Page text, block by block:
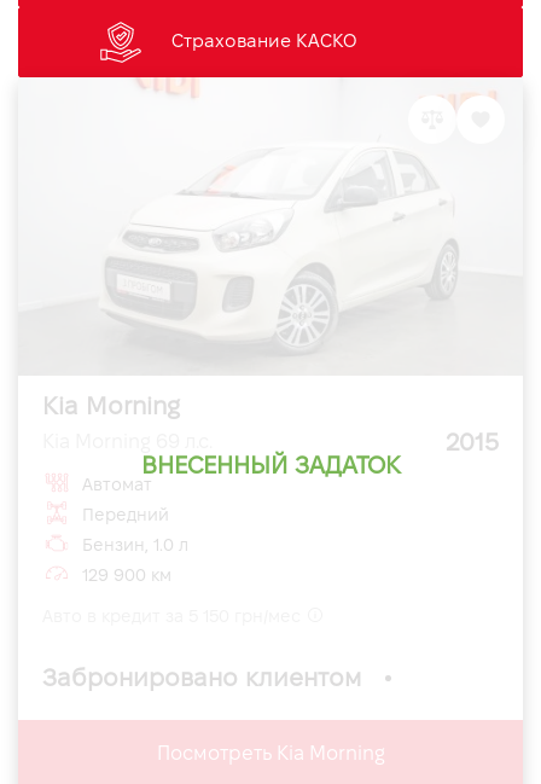
Страхование КАСКО
ВНЕСЕННЫЙ ЗАДАТОК
Kia Morning
2015
Автомат
Передний
Бензин, 1.0 л
129 900 км
Забронировано клиентом
Посмотреть Kia Morning